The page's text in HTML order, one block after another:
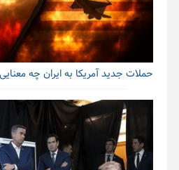
حملات جدید آمریکا به ایران چه